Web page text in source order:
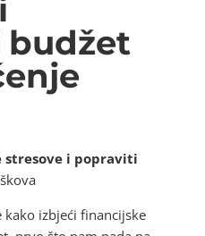
stresove i popraviti
izbjeći financijske